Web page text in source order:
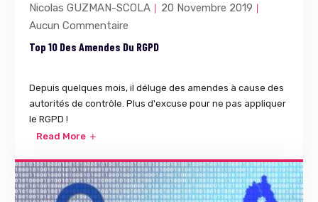
Nicolas GUZMAN-SCOLA
20 Novembre 2019
Aucun Commentaire
Top 10 Des Amendes Du RGPD
Depuis quelques mois, il déluge des amendes à cause des
autorités de contrôle. Plus d'excuse pour ne pas appliquer
le RGPD !
Read More